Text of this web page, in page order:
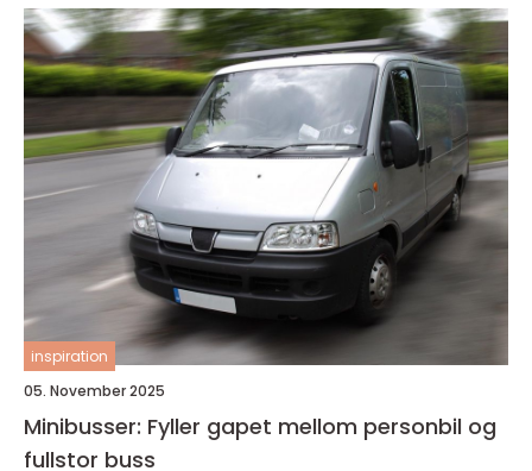
inspiration
05. November 2025
Minibusser: Fyller gapet mellom personbil og
fullstor buss